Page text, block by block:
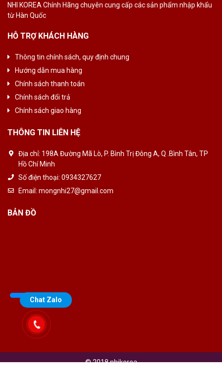
NHI KOREA Chính Hãng chuyên cung cấp các sản phẩm nhập khẩu
từ Hàn Quốc
Chat Zalo
HỖ TRỢ KHÁCH HÀNG
Thông tin chính sách, quy định chung
Hướng dẫn mua hàng
Chính sách thanh toán
Chính sách đổi trả
Chính sách giao hàng
THÔNG TIN LIÊN HỆ
Địa chỉ: 198A Đường Mã Lò, P. Bình Trị Đông A, Q .Bình Tân, TP
Hồ Chí Minh
Số điện thoại: 0934327627
Email: mongnhi27@gmail.com
BẢN ĐỒ
© 2018 nhikorea